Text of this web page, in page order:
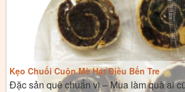
Kẹo Chuối Cuộn Mè Hạt Điều Bến Tre
Đặc sản quê chuẩn vị – Mua làm quà ai